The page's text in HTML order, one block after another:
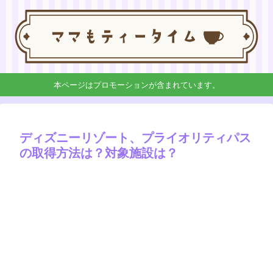
本ページはプロモーションが含まれています。
ディズニーリゾート、プライオリティパス
の取得方法は？対象施設は？